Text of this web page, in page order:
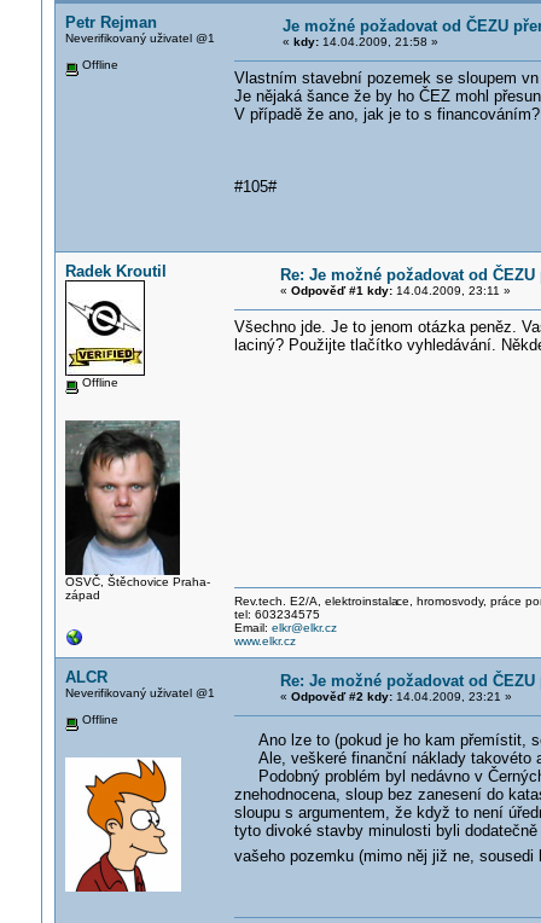
Petr Rejman
Neverifikovaný uživatel @1
Offline
Je možné požadovat od ČEZU
« kdy:14.04.2009, 21:58 »
Vlastním stavební pozemek se sloupem
Je nějaká šance že by ho ČEZ mohl
V případě že ano, jak je to s financováním?
#105#
Radek Kroutil
Offline
OSVČ, Štěchovice Praha-
západ
Re: Je možné požadovat od
« Odpověď #1 kdy:14.04.2009, 23:11 »
Všechno jde. Je to jenom otázka peněz.
laciný? Použijte tlačítko vyhledávání.
Rev.tech. E2/A, elektroinstalace, hromosvody, práce
tel: 603234575
Email: elkr@elkr.cz
www.elkr.cz
ALCR
Neverifikovaný uživatel @1
Offline
Re: Je možné požadovat od
« Odpověď #2 kdy:14.04.2009, 23:21 »
Ano lze to (pokud je ho kam přemístit,
Ale, veškeré finanční náklady takovéto
Podobný problém byl nedávno v
znehodnocena, sloup bez zanesení do
sloupu s argumentem, že když to není
tyto divoké stavby minulosti byli
vašeho pozemku (mimo něj již ne,